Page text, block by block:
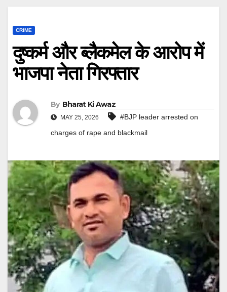
CRIME
दुष्कर्म और ब्लैकमेल के आरोप में
भाजपा नेता गिरफ्तार
By Bharat Ki Awaz
MAY 25, 2026
#BJP leader arrested on
charges of rape and blackmail